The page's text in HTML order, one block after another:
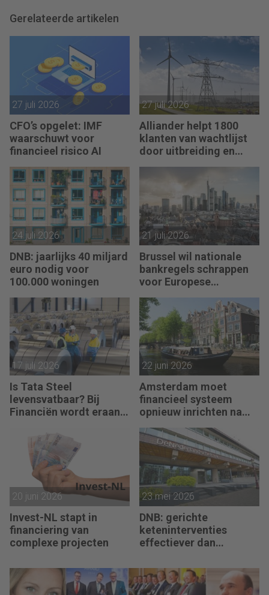
Gerelateerde artikelen
27 juli 2026
CFO’s opgelet: IMF
waarschuwt voor
financieel risico AI
27 juli 2026
Alliander helpt 1800
klanten van wachtlijst
door uitbreiding en
24 juli 2026
DNB: jaarlijks 40 miljard
euro nodig voor
100.000 woningen
21 juli 2026
Brussel wil nationale
bankregels schrappen
voor Europese
17 juli 2026
Is Tata Steel
levensvatbaar? Bij
Financiën wordt eraan
22 juni 2026
Amsterdam moet
financieel systeem
opnieuw inrichten na
AFIS-debacle
20 juni 2026
Invest-NL stapt in
financiering van
complexe projecten
23 mei 2026
DNB: gerichte
keteninterventies
effectiever dan
inflatieschokken